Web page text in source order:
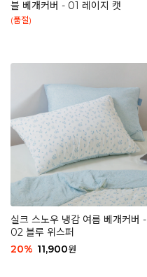
블 베개커버 - 01 레이지 캣
(품절)
실크 스노우 냉감 여름 베개커버 -
02 블루 위스퍼
20% 11,900원